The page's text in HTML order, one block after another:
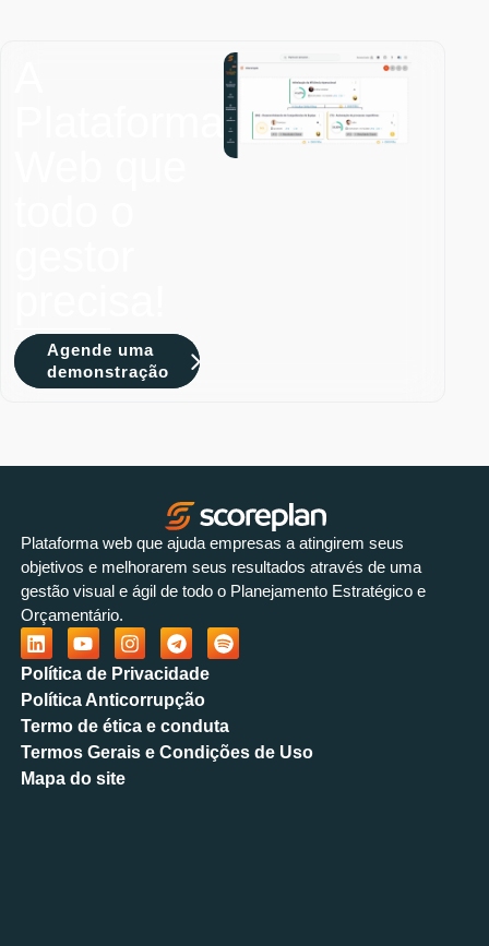
Agende uma
demonstração
Plataforma web que ajuda empresas a atingirem seus
objetivos e melhorarem seus resultados através de uma
gestão visual e ágil de todo o Planejamento Estratégico e
Orçamentário.
Política de Privacidade
Política Anticorrupção
Termo de ética e conduta
Termos Gerais e Condições de Uso
Mapa do site